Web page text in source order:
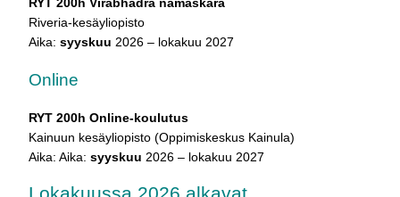
RYT 200h Virabhadra namaskara
Riveria-kesäyliopisto
Aika: syyskuu 2026 – lokakuu 2027
Online
RYT 200h Online-koulutus
Kainuun kesäyliopisto (Oppimiskeskus Kainula)
Aika: Aika: syyskuu 2026 – lokakuu 2027
Lokakuussa 2026 alkavat